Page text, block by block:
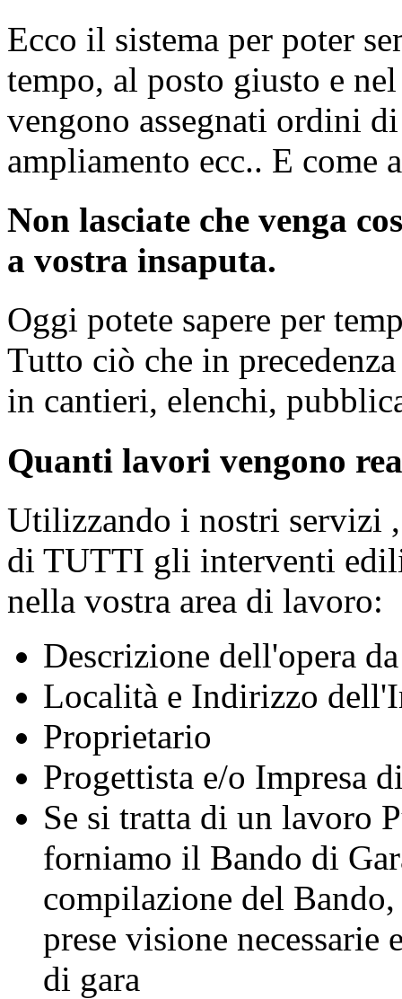
Ecco il sistema per poter
tempo, al posto giusto e
vengono assegnati ordini
ampliamento ecc.. E come
Non lasciate che venga
a vostra insaputa.
Oggi potete sapere per
Tutto ciò che in
in cantieri, elenchi,
Quanti lavori vengono
Utilizzando i nostri servizi
di TUTTI gli interventi
nella vostra area di lavoro:
Descrizione dell'opera
Località e Indirizzo
Proprietario
Progettista e/o Impresa
Se si tratta di un lavoro
forniamo il Bando di
compilazione del
prese visione
di gara